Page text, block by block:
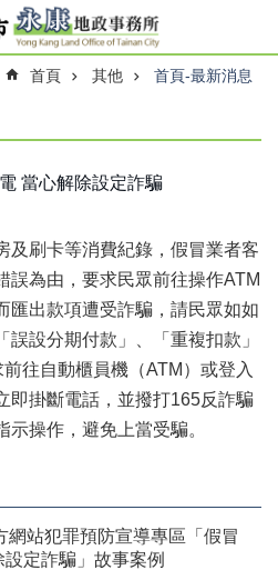
首頁 其他 首頁-最新消息
當心解除設定詐騙
及刷卡等消費紀錄，假冒業者客
誤為由，要求民眾前往操作ATM
匯出款項遭受詐騙，請民眾如如
設分期付款」、「重複扣款」
往自動櫃員機（ATM）或登入
即掛斷電話，並撥打165反詐騙
操作，避免上當受騙。
網站犯罪預防宣導專區「假冒
定詐騙」故事案例